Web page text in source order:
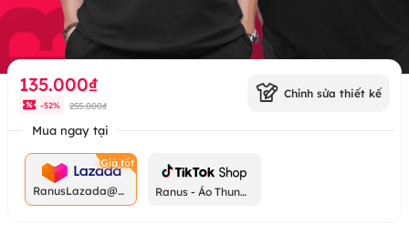
135.000₫
-52% 255.000₫
Chỉnh sửa thiết kế
Mua ngay tại
RanusLazada@g
mail.com
Ranus - Áo Thun